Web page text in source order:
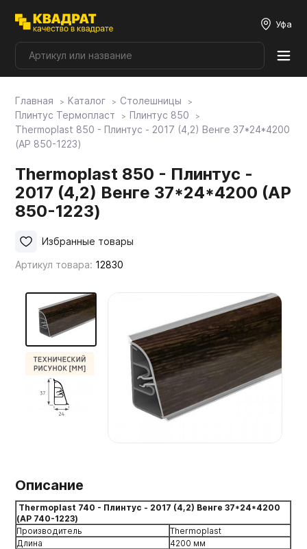
Уфа
Плитные материалы
Фурнитура
Столешницы
Мой ЭГГЕР
Мебельные образцы, каталоги
Главная Каталог
Столешницы
Плинтус Термопласт
Плинтус 850
Thermoplast 850 - Плинтус - 2017 (4,2) Венге 37*24*4200
(AP 850-1223)
Thermoplast 850 - Плинтус -
2017 (4,2) Венге 37*24*4200 (AP
850-1223)
Артикул товара: 12830
Избранные товары
Описание
Thermoplast 740 - Плинтус - 2017 (4,2) Венге 37*24*4200
(AP 740-1223)
Производитель
Thermoplast
Длина
4200 мм